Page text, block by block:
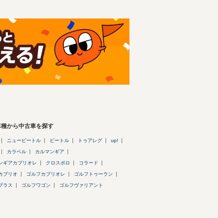
から中古車を探す
ニュービートル ビートル トゥアレグ up!
カラベル カルマンギア
ギアカブリオレ クロスポロ コラード
ブリオ ゴルフカブリオレ ゴルフトゥーラン
ラス ゴルフワゴン ゴルフヴァリアント